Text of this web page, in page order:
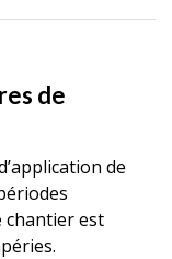
de
de
chantier est